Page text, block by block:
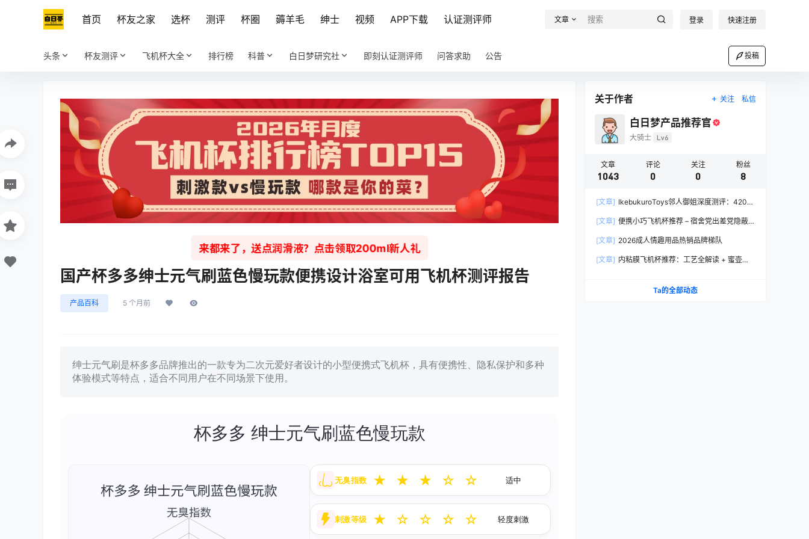
首页 杯友之家 选杯 测评 杯圈 薅羊毛 绅士 视频 APP下载 认证测评师 文章 登录 快速注册
头条 杯友测评 飞机杯大全 排行榜 科普 白日梦研究社 即刻认证测评师 问答求助 公告 投稿
来都来了，送点润滑液？点击领取200ml新人礼
国产杯多多绅士元气刷蓝色慢玩款便携设计浴室可用飞机杯测评报告
产品百科 5 个月前
绅士元气刷是杯多多品牌推出的一款专为二次元爱好者设计的小型便携式飞机杯，具有便携性、隐私保护和多种
体验模式等特点，适合不同用户在不同场景下使用。
杯多多 绅士元气刷蓝色慢玩款
无臭指数 ★ ★ ★ ☆ ☆ 适中
刺激等级 ★ ☆ ☆ ☆ ☆ 轻度刺激
关于作者 关注 私信
白日梦产品推荐官
大骑士 Lv6
文章
1043
评论
0
关注
0
粉丝
8
[文章] IkebukuroToys邻人御姐深度测评：420g
[文章] 便携小巧飞机杯推荐 – 宿舍党出差党隐蔽
[文章] 2026成人情趣用品热销品牌梯队
[文章] 内粘膜飞机杯推荐：工艺全解读 + 蜜壶香
Ta的全部动态